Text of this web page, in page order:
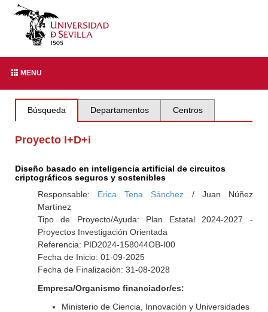
MENU
Búsqueda Departamentos Centros
Proyecto I+D+i
Diseño basado en inteligencia artificial de circuitos
criptográficos seguros y sostenibles
Responsable: Erica Tena Sánchez / Juan Núñez
Martínez
Tipo de Proyecto/Ayuda: Plan Estatal 2024-2027 -
Proyectos Investigación Orientada
Referencia: PID2024-158044OB-I00
Fecha de Inicio: 01-09-2025
Fecha de Finalización: 31-08-2028
Empresa/Organismo financiador/es:
Ministerio de Ciencia, Innovación y Universidades